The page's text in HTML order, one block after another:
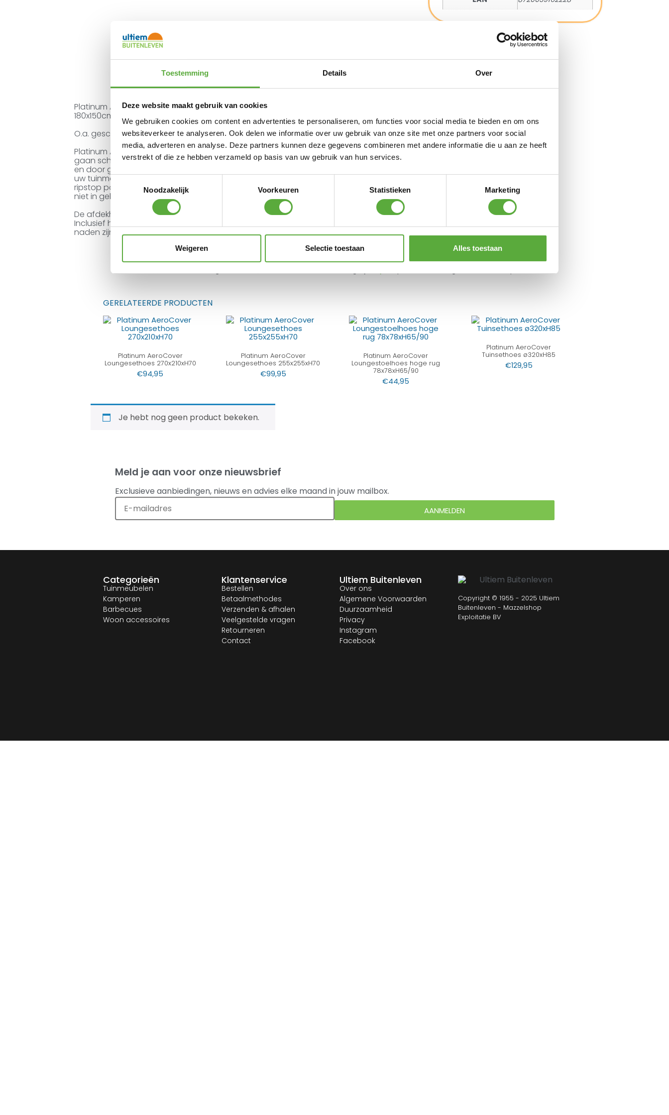
Toestemming Details Over
Deze website maakt gebruik van cookies
We gebruiken cookies om content en advertenties te personaliseren, om functies voor social media te bieden en om ons
websiteverkeer te analyseren. Ook delen we informatie over uw gebruik van onze site met onze partners voor social
media, adverteren en analyse. Deze partners kunnen deze gegevens combineren met andere informatie die u aan ze heeft
verstrekt of die ze hebben verzameld op basis van uw gebruik van hun services.
Toestemmingsselectie
Noodzakelijk
Voorkeuren Statistieken Marketing
Weigeren Selectie toestaan Alles toestaan
Platinum AeroCover tuinmeubelhoes. Ademende tuinmeubelhoes voor tuinset van
180x150cm.
O.a. geschikt voor rechthoekige tafels van 160cm tot 180cm met stoelen.
Platinum AeroCovers zijn ademend, waterbestendig, reduceren condensvorming en
gaan schimmelvorming tegen. De stof heeft een hoge kleurechtheid dankzij de door
en door geverfde vezels. Een Platinum AeroCover hoes verlengt de levensduur van
uw tuinmeubelen. Platinum AeroCovers zijn vervaardigd van sterk en lichtgewicht
ripstop polyester. Ze zijn makkelijk hanteerbaar en nemen weinig ruimte in wanneer
niet in gebruik.
De afdekhoes is voorzien van rijgkoord met 2 stoppers voor een goede pasvorm.
Inclusief handige opbergtas. Platinum AeroCover stoffen zijn 100% waterdicht, de
naden zijn, net als elke ander hoes, spatwaterdicht.
GERELATEERDE PRODUCTEN
Platinum AeroCover
Loungesethoes 270x210xH70
€94,95
Platinum AeroCover
Loungesethoes 255x255xH70
€99,95
Platinum AeroCover
Loungestoelhoes hoge rug
78x78xH65/90
€44,95
Platinum AeroCover
Tuinsethoes ø320xH85
€129,95
Je hebt nog geen product bekeken.
Meld je aan voor onze nieuwsbrief
Exclusieve aanbiedingen, nieuws en advies elke maand in jouw mailbox.
AANMELDEN
Categorieën
Tuinmeubelen
Kamperen
Barbecues
Woon accessoires
Klantenservice
Bestellen
Betaalmethodes
Verzenden & afhalen
Veelgestelde vragen
Retourneren
Contact
Ultiem Buitenleven
Over ons
Algemene Voorwaarden
Duurzaamheid
Privacy
Instagram
Facebook
Copyright © 1955 - 2025 Ultiem
Buitenleven - Mazzelshop
Exploitatie BV